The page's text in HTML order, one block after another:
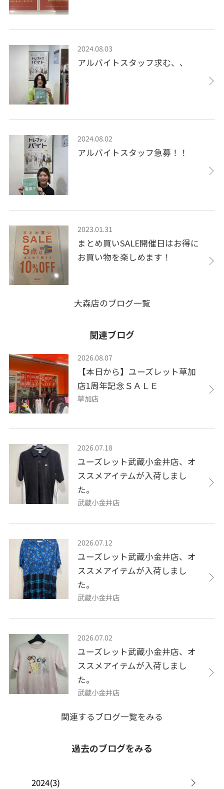
2024.08.03
アルバイトスタッフ求む、、
2024.08.02
アルバイトスタッフ急募！！
2023.01.31
まとめ買いSALE開催日はお得に
お買い物を楽しめます！
大森店のブログ一覧
関連ブログ
2026.08.07
【本日から】ユーズレット草加
店1周年記念ＳＡＬＥ
草加店
2026.07.18
ユーズレット武蔵小金井店、オ
ススメアイテムが入荷しまし
た。
武蔵小金井店
2026.07.12
ユーズレット武蔵小金井店、オ
ススメアイテムが入荷しまし
た。
武蔵小金井店
2026.07.02
ユーズレット武蔵小金井店、オ
ススメアイテムが入荷しまし
た。
武蔵小金井店
関連するブログ一覧をみる
過去のブログをみる
2024(3)